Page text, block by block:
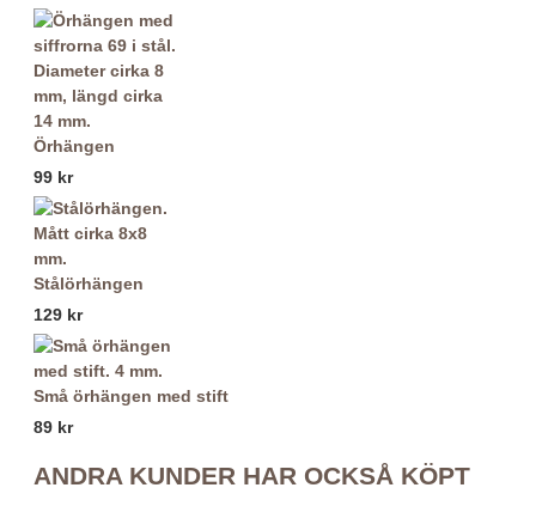
Örhängen
99 kr
Stålörhängen
129 kr
Små örhängen med stift
89 kr
ANDRA KUNDER HAR OCKSÅ KÖPT